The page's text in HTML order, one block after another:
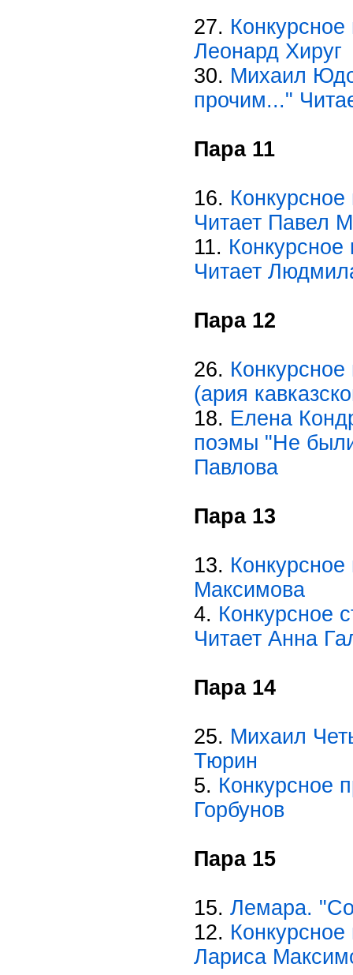
27.
Леонард Хируг
30. Михаил
прочим..."
Пара 11
16.
Читает Павел
11.
Читает
Пара 12
26.
(ария
18. Елена
поэмы "Не
Павлова
Пара 13
13.
Максимова
4. Конкурсное
Читает Анна
Пара 14
25. Михаил
Тюрин
5. Конкурсное
Горбунов
Пара 15
15. Лемара.
12.
Лариса